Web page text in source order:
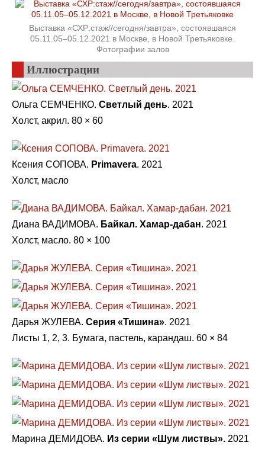
Выставка «СХР:стаж//сегодня/завтра», состоявшаяся
05.11.05–05.12.2021 в Москве, в Новой Третьяковке.
Фотографии залов
Иллюстрации
Ольга СЕМЧЕНКО. Светлый день. 2021
Холст, акрил. 80 × 60
Ксения СОПОВА. Primavera. 2021
Холст, масло
Диана ВАДИМОВА. Байкал. Хамар-дабан. 2021
Холст, масло. 80 × 100
Дарья ЖУЛЕВА. Серия «Тишина». 2021
Листы 1, 2, 3. Бумага, пастель, карандаш. 60 × 84
Марина ДЕМИДОВА. Из серии «Шум листвы». 2021